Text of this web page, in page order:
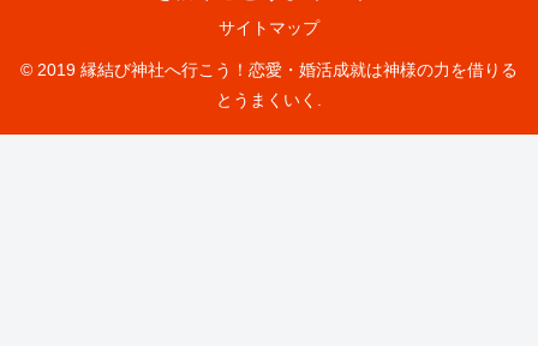
サイトマップ
© 2019 縁結び神社へ行こう！恋愛・婚活成就は神様の力を借りる
とうまくいく.